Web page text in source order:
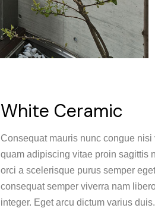
White Ceramic
Consequat mauris nunc congue
quam adipiscing vitae proin sagittis
orci a scelerisque purus semper
consequat semper viverra nam
integer. Eget arcu dictum varius